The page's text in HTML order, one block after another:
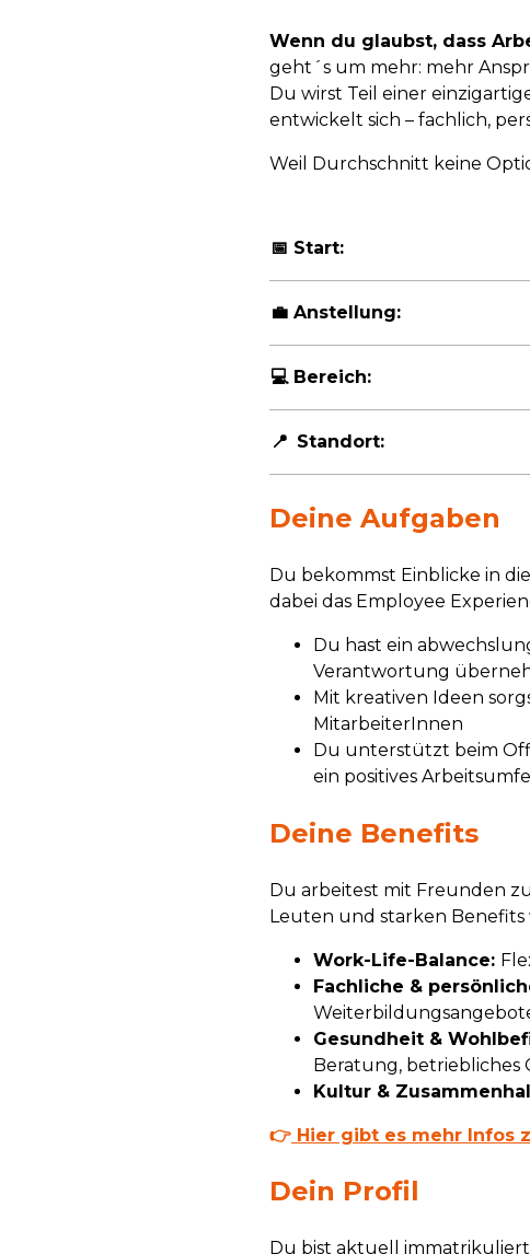
Wenn du glaubst, dass
geht´s um mehr: mehr
Du wirst Teil einer
entwickelt sich – fachlich,
Weil Durchschnitt keine
📅 Start:
💼 Anstellung:
💻Bereich:
📍 Standort:
Deine Aufgaben
Du bekommst Einblicke in
dabei das Employee
Du hast ein
Verantwortung
Mit kreativen Ideen
MitarbeiterInnen
Du unterstützt beim
ein positives
Deine Benefits
Du arbeitest mit Freunden
Leuten und starken Benefits
Work-Life-Balance:
Fachliche &
Gesundheit &
Beratung, betriebliches
Kultur &
👉 Hier gibt es mehr Infos
Dein Profil
Du bist aktuell